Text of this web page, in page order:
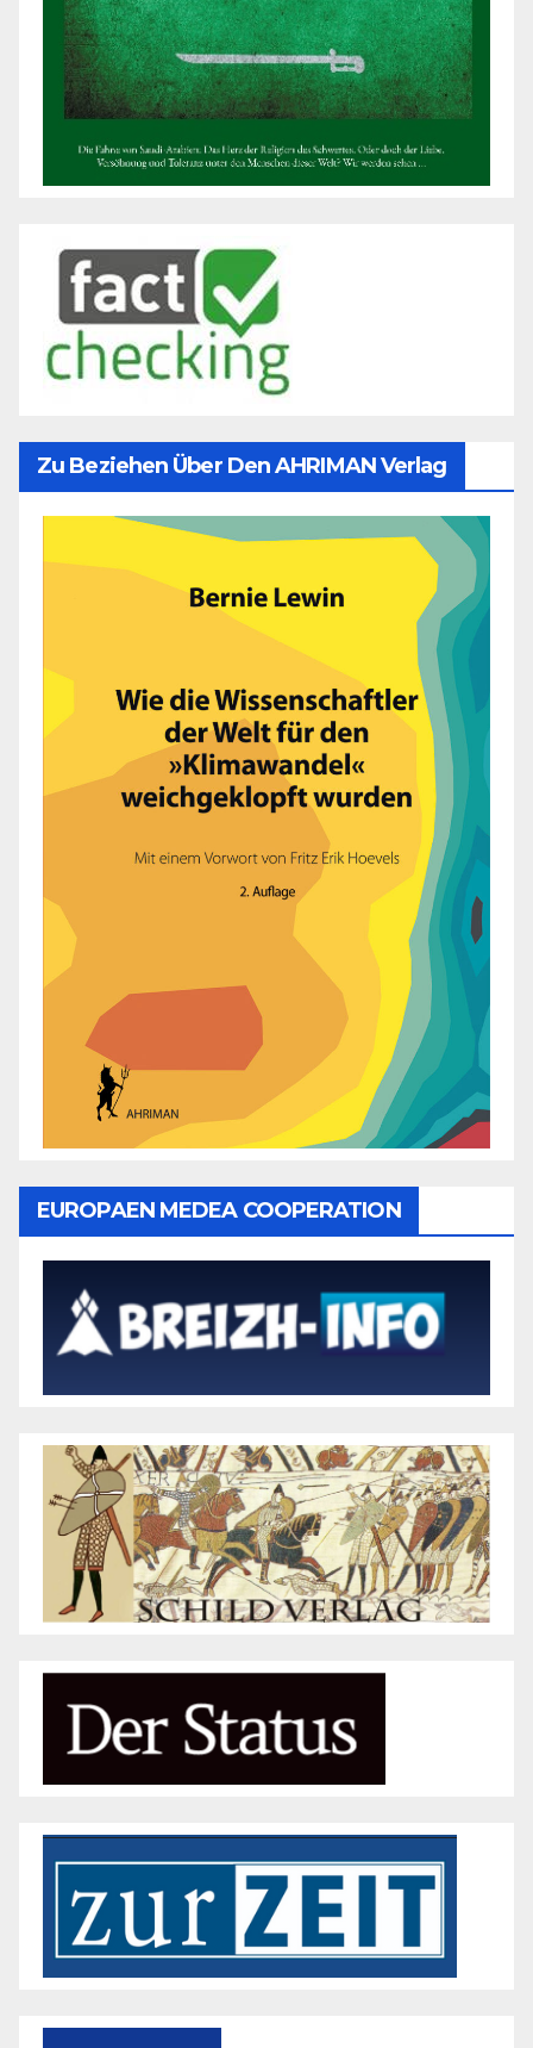
Zu Beziehen Über Den AHRIMAN Verlag
EUROPAEN MEDEA COOPERATION